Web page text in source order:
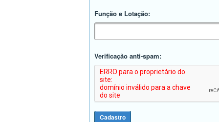
Função e Lotação:
Verificação anti-spam: